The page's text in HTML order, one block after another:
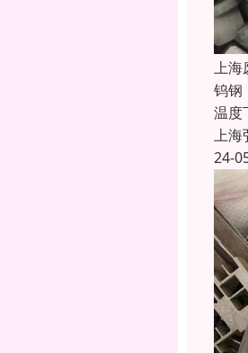
上海
钨钢
温度
上海
24-